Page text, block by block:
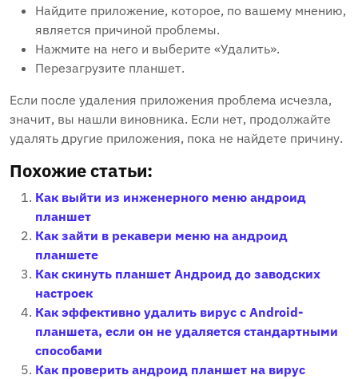
Найдите приложение, которое, по вашему мнению,
является причиной проблемы.
Нажмите на него и выберите «Удалить».
Перезагрузите планшет.
Если после удаления приложения проблема исчезла,
значит, вы нашли виновника. Если нет, продолжайте
удалять другие приложения, пока не найдете причину.
Похожие статьи:
Как выйти из инженерного меню андроид
планшет
Как зайти в рекавери меню на андроид
планшете
Как скинуть планшет Андроид до заводских
настроек
Как эффективно удалить вирус с Android-
планшета, если он не удаляется стандартными
способами
Как проверить андроид планшет на вирус